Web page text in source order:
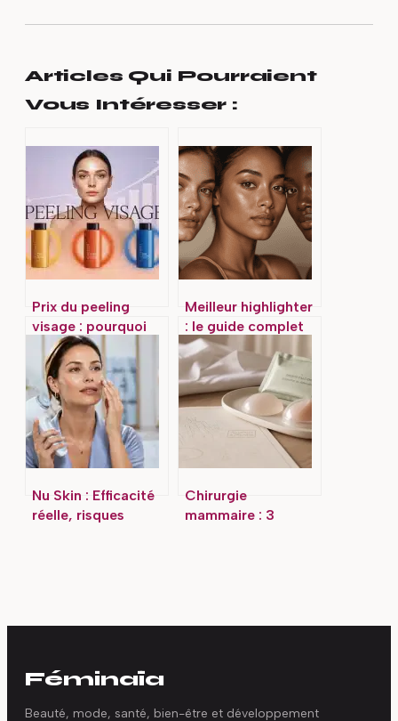
Articles Qui Pourraient
Vous Intéresser :
Prix du peeling
visage : pourquoi
les tarifs varient-ils
de 95 € à 750 € ?
Meilleur highlighter
: le guide complet
pour choisir votre
texture et illuminer
votre teint
Nu Skin : Efficacité
réelle, risques
Chirurgie
mammaire : 3
Féminaïa
Beauté, mode, santé, bien-être et développement